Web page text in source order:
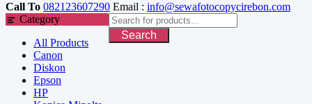
Call To 082123607290 Email : info@sewafotocopycirebon.com
Category
All Products
Canon
Diskon
Epson
HP
Search